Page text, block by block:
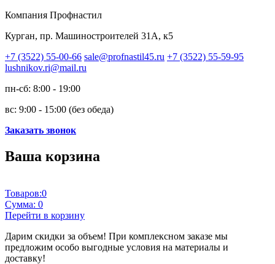
Компания Профнастил
Курган, пр. Машиностроителей 31А, к5
+7 (3522) 55-00-66 sale@profnastil45.ru +7 (3522) 55-59-95
lushnikov.ri@mail.ru
пн-сб: 8:00 - 19:00
вс: 9:00 - 15:00 (без обеда)
Заказать звонок
Ваша корзина
Товаров:0
Сумма: 0
Перейти в корзину
Дарим скидки за объем! При комплексном заказе мы
предложим особо выгодные условия на материалы и
доставку!